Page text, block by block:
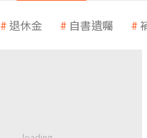
退休金 自書遺囑